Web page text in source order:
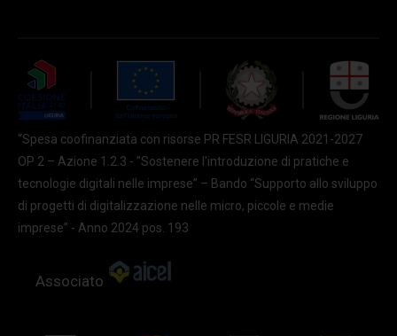
“Spesa coofinanziata con risorse PR FESR LIGURIA 2021-2027
OP 2 – Azione 1.2.3 - "Sostenere l'introduzione di pratiche e
tecnologie digitali nelle imprese” – Bando “Supporto allo sviluppo
di progetti di digitalizzazione nelle micro, piccole e medie
imprese” - Anno 2024 pos. 193
Associato